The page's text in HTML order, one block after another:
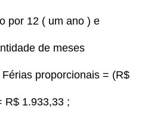
por 12 ( um ano ) e
de meses
proporcionais = (R$
R$ 1.933,33 ;